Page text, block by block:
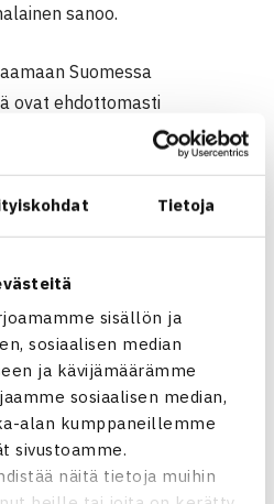
Tietoja
sisällön ja
sosiaalisen median
ja kävijämäärämme
sosiaalisen median,
alan kumppaneillemme
sivustoamme.
näitä tietoja muihin
sanoo.
Suomessa
ovat ehdottomasti
tournaments/women’s-